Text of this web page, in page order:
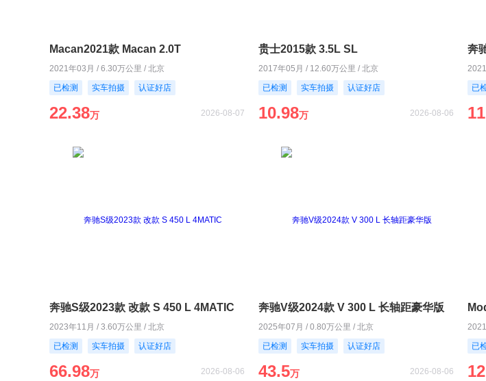
Macan2021款 Macan 2.0T
2021年03月 / 6.30万公里 / 北京
已检测
实车拍摄 认证好店
22.38万 2026-08-07
贵士2015款 3.5L SL
2017年05月 / 12.60万公里 / 北京
已检测
实车拍摄 认证好店
10.98万 2026-08-06
奔
已
奔驰S级2023款 改款 S 450 L 4MATIC
2023年11月 / 3.60万公里 / 北京
已检测
实车拍摄 认证好店
66.98万 2026-08-06
奔驰V级2024款 V 300 L 长轴距豪华版
2025年07月 / 0.80万公里 / 北京
已检测
实车拍摄 认证好店
43.5万 2026-08-06
已